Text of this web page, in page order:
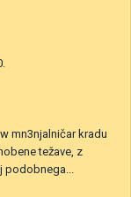
mn3njalničar kradu
težave, z
podobnega...